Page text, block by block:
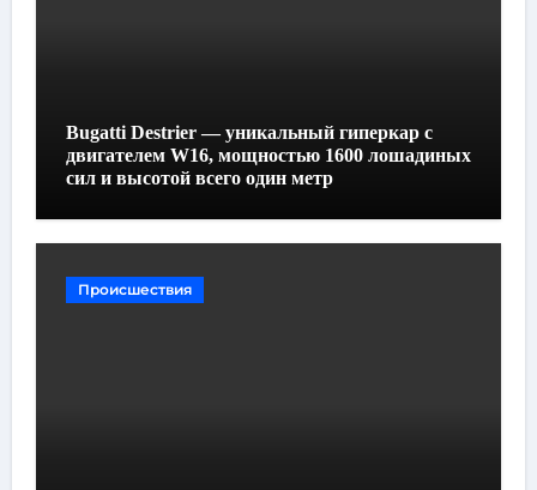
Bugatti Destrier — уникальный гиперкар с
двигателем W16, мощностью 1600 лошадиных
сил и высотой всего один метр
Происшествия